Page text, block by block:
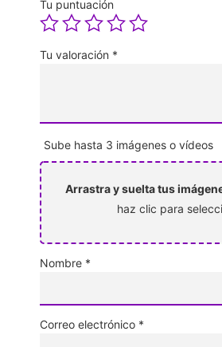
Tu puntuación
Tu valoración *
Sube hasta 3 imágenes o vídeos
Arrastra y suelta tus
haz clic para
Nombre *
Correo electrónico *